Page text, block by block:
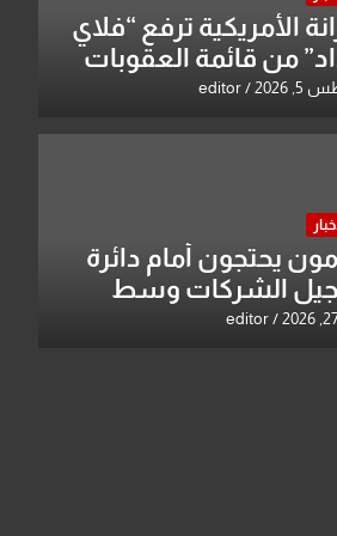
الأمريكية ترفع “فلاي
من قائمة العقوبات
اسم مالكها مدرجا2026
editor
يحتجون أمام دائرة
الشركات وسط
editor